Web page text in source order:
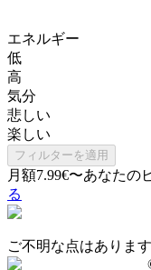
エネルギー
低
高
気分
悲しい
楽しい
フィルターを適用
月額7.99€〜あなたの
る
ご不明な点はありま